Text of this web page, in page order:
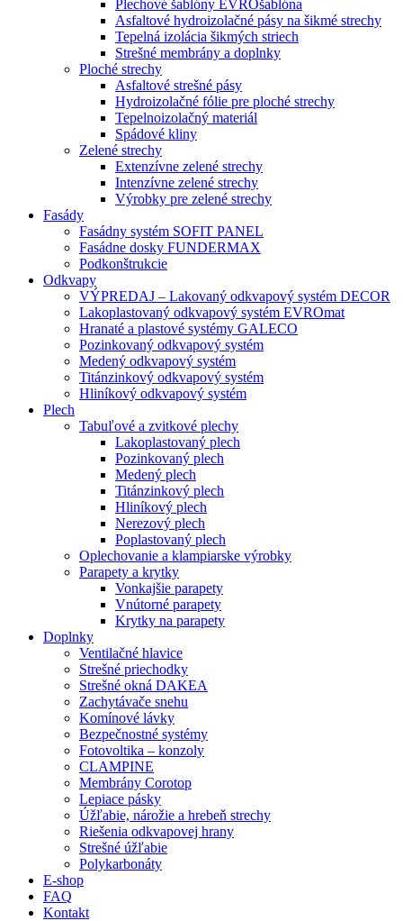
Plechové šablóny EVROšablóna
Asfaltové hydroizolačné pásy na šikmé strechy
Tepelná izolácia šikmých striech
Strešné membrány a doplnky
Ploché strechy
Asfaltové strešné pásy
Hydroizolačné fólie pre ploché strechy
Tepelnoizolačný materiál
Spádové kliny
Zelené strechy
Extenzívne zelené strechy
Intenzívne zelené strechy
Výrobky pre zelené strechy
Fasády
Fasádny systém SOFIT PANEL
Fasádne dosky FUNDERMAX
Podkonštrukcie
Odkvapy
VÝPREDAJ – Lakovaný odkvapový systém DECOR
Lakoplastovaný odkvapový systém EVROmat
Hranaté a plastové systémy GALECO
Pozinkovaný odkvapový systém
Medený odkvapový systém
Titánzinkový odkvapový systém
Hliníkový odkvapový systém
Plech
Tabuľové a zvitkové plechy
Lakoplastovaný plech
Pozinkovaný plech
Medený plech
Titánzinkový plech
Hliníkový plech
Nerezový plech
Poplastovaný plech
Oplechovanie a klampiarske výrobky
Parapety a krytky
Vonkajšie parapety
Vnútorné parapety
Krytky na parapety
Doplnky
Ventilačné hlavice
Strešné priechodky
Strešné okná DAKEA
Zachytávače snehu
Komínové lávky
Bezpečnostné systémy
Fotovoltika – konzoly
CLAMPINE
Membrány Corotop
Lepiace pásky
Úžľabie, nárožie a hrebeň strechy
Riešenia odkvapovej hrany
Strešné úžľabie
Polykarbonáty
E-shop
FAQ
Kontakt